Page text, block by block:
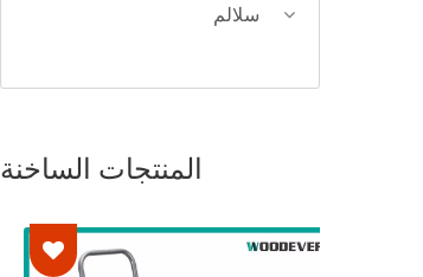
سلالم
المنتجات الساخنة